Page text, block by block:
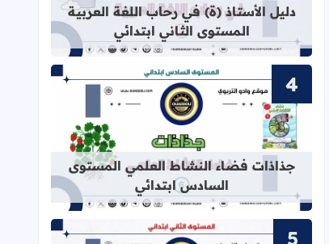
دليل الأستاذ (ة) في رحاب اللغة العربية
المستوى الثاني ابتدائي
قراءة المزيد عن جذاذات فضاء
جذاذات فضاء النشاط العلمي المستوى
السادس ابتدائي